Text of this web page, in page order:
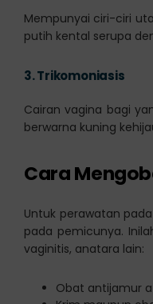
Mempunyai ciri-ciri
putih kental serupa
3.Trikomoniasis
Cairan vagina bagi
berwarna kuning
Cara
Untuk perawatan
pada pemicunya.
vaginitis, anatara lain:
Obat antijamur